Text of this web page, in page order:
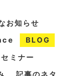
お知らせ
BLOG
ミナー